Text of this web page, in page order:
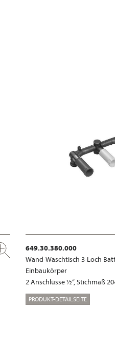
649.30.380.000
Wand-Waschtisch 3-Loch
Einbaukörper
2 Anschlüsse ½“, Stichmaß
PRODUKT-DETAILSEITE